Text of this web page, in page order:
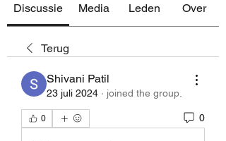
Discussie Media Leden Over
Terug
Shivani Patil
23 juli 2024 · joined the group.
0 0